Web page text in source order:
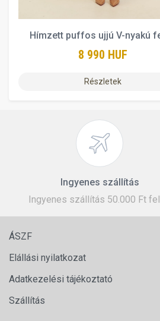
Hímzett puffos ujjú V-nyakú
8 990 HUF
Részletek
Ingyenes szállítás
Ingyenes szállítás 50.000 Ft
ÁSZF
Elállási nyilatkozat
Adatkezelési tájékoztató
Szállítás